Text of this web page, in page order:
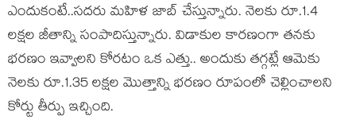
ఎందుకంటే..సదరు మహిళ జాబ్ చేస్తున్నారు. నెలకు రూ.1.4
లక్షల జీతాన్ని సంపాదిస్తున్నారు. విడాకుల కారణంగా తనకు
భరణం ఇవ్వాలని కోరటం ఒక ఎత్తు.. అందుకు తగ్గట్లే ఆమెకు
నెలకు రూ.1.35 లక్షల మొత్తాన్ని భరణం రూపంలో చెల్లించాలని
కోర్టు తీర్పు ఇచ్చింది.